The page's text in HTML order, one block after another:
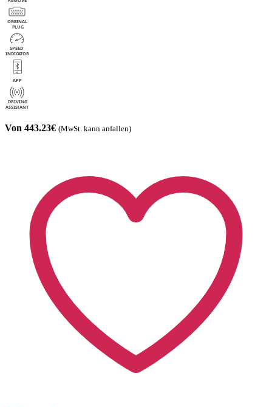
Von 443.23€ (MwSt. kann anfallen)